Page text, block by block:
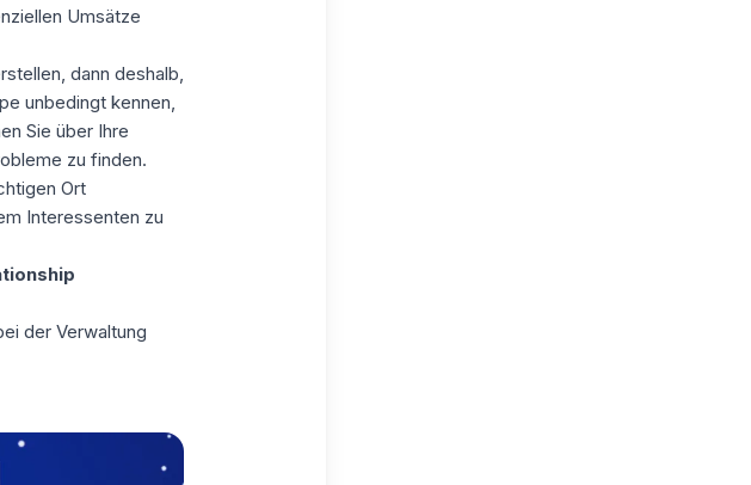
Umsätze
dann deshalb,
unbedingt kennen,
Sie über Ihre
zu finden.
Ort
Interessenten zu
der Verwaltung